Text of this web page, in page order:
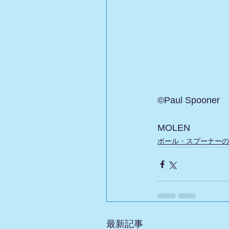
©︎Paul Spooner
MOLEN
ポール・スプーナー
最新記事